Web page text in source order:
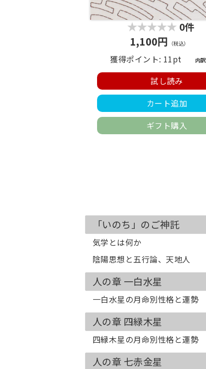
0件
1,100円 （税込）
獲得ポイント: 11pt 内訳
試し読み
カート追加
ギフト購入
「いのち」のご神託
気学とは何か
陰陽思想と五行論、天地人
人の章 一白水星
一白水星の月命別性格と運勢
人の章 四緑木星
四緑木星の月命別性格と運勢
人の章 七赤金星